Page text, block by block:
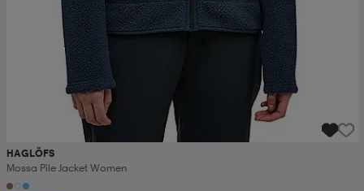
HAGLÖFS
Mossa Pile Jacket Women